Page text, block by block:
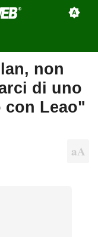
non
di uno
con Leao"